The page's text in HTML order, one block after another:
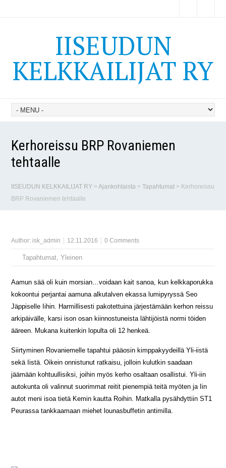
IISEUDUN
KELKKAILIJAT RY
Kerhoreissu BRP Rovaniemen
tehtaalle
IISEUDUN KELKKAILIJAT RY >Ajankohtaista >Tapahtumat > Kerhoreissu
BRP Rovaniemen tehtaalle
Author: isk_admin 12.11.2016 0 Comments
Tapahtumat,Yleinen
Aamun sää oli kuin morsian…voidaan kait sanoa, kun kelkkaporukka
kokoontui perjantai aamuna alkutalven ekassa lumipyryssä Seo
Jäppiselle Iihin. Harmillisesti pakotettuina järjestämään kerhon reissu
arkipäivälle, karsi ison osan kiinnostuneista lähtijöistä normi töiden
ääreen. Mukana kuitenkin lopulta oli 12 henkeä.
Siirtyminen Rovaniemelle tapahtui pääosin kimppakyydeillä Yli-iistä
sekä Iistä. Oikein onnistunut ratkaisu, jolloin kulutkin saadaan
jäämään kohtuullisiksi, joihin myös kerho osaltaan osallistui. Yli-iin
autokunta oli valinnut suorimmat reitit pienempiä teitä myöten ja Iin
autot meni isoa tietä Kemin kautta Roihin. Matkalla pysähdyttiin ST1
Peurassa tankkaamaan miehet lounasbuffetin antimilla.